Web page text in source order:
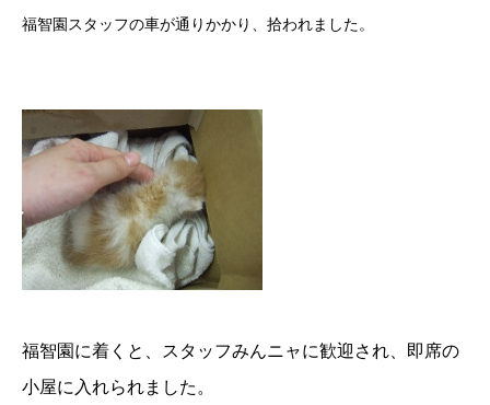
福智園 スタッフの車が通りかかり、拾われました。
福智園 に着くと、スタッフみんニャに歓迎され、即席の
小屋に入れられました。